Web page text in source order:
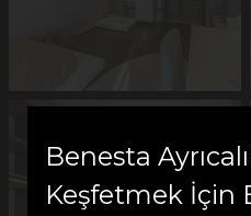
Benesta
Keşfetmek İçin